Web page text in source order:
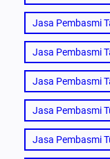
Jasa Pembasmi
Jasa Pembasmi
Jasa Pembasmi
Jasa Pembasmi
Jasa Pembasmi